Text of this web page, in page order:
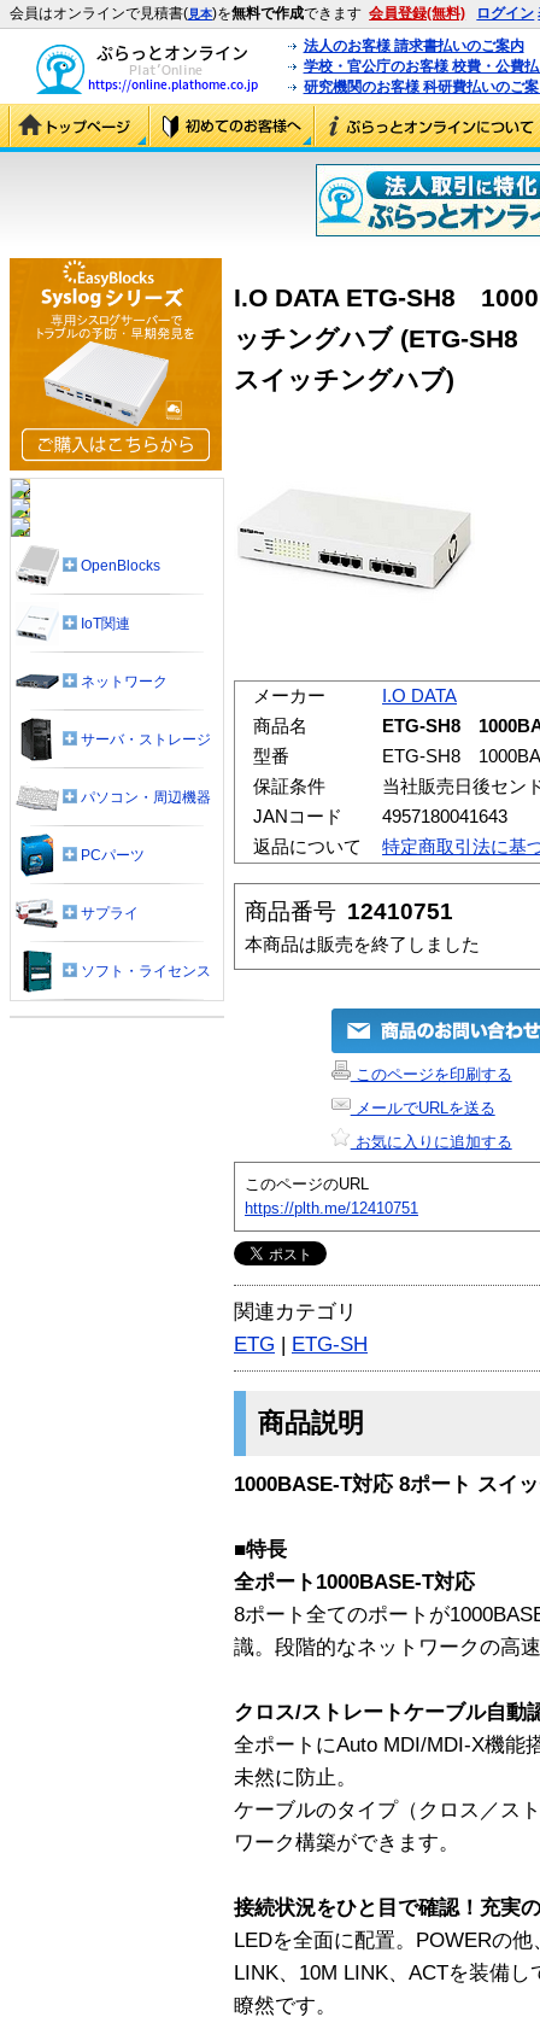
会員はオンラインで見積書(見本)を無料で作成できます 会員登録(無料) ログイン
法人のお客様 請求書払いのご案内
学校・官公庁のお客様 校費・公費
研究機関のお客様 科研費払いのご
I.O DATA ETG-SH8
ッチングハブ (ETG-
スイッチングハブ)
メーカー
I.O DATA
商品名
ETG-SH8
型番
ETG-SH8
保証条件
当社販売日後セン
JANコード
4957180041643
返品について
特定商取引法に基
商品番号 12410751
本商品は販売を終了しました
このページを印刷する
メールでURLを送る
お気に入りに追加する
このページのURL
https://plth.me/12410751
関連カテゴリ
ETG | ETG-SH
商品説明
1000BASE-T対応 8ポート スイ
■特長
全ポート1000BASE-T対応
8ポート全てのポートが
識。段階的なネットワークの高
クロス/ストレートケーブル自動
全ポートにAuto MDI/MDI-X機能
未然に防止。
ケーブルのタイプ（クロス／ス
ワーク構築ができます。
接続状況をひと目で確認！充実
LEDを全面に配置。POWERの
LINK、10M LINK、ACTを装備
瞭然です。
OpenBlocks
IoT関連
ネットワーク
サーバ・ストレージ
パソコン・周辺機器
PCパーツ
サプライ
ソフト・ライセンス